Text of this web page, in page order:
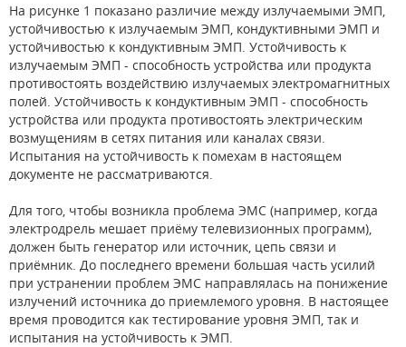
На рисунке 1 показано различие между излучаемыми ЭМП,
устойчивостью к излучаемым ЭМП, кондуктивными ЭМП и
устойчивостью к кондуктивным ЭМП. Устойчивость к
излучаемым ЭМП - способность устройства или продукта
противостоять воздействию излучаемых электромагнитных
полей. Устойчивость к кондуктивным ЭМП - способность
устройства или продукта противостоять электрическим
возмущениям в сетях питания или каналах связи.
Испытания на устойчивость к помехам в настоящем
документе не рассматриваются.
Для того, чтобы возникла проблема ЭМС (например, когда
электродрель мешает приёму телевизионных программ),
должен быть генератор или источник, цепь связи и
приёмник. До последнего времени большая часть усилий
при устранении проблем ЭМС направлялась на понижение
излучений источника до приемлемого уровня. В настоящее
время проводится как тестирование уровня ЭМП, так и
испытания на устойчивость к ЭМП.